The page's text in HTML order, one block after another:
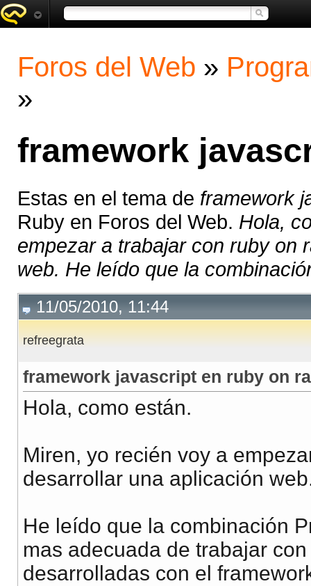
Foros del Web »
»
framework
Estas en el tema de framework
Ruby en Foros del Web. Hola,
empezar a trabajar con ruby on
web. He leído que la
11/05/2010, 11:44
refreegrata
framework javascript en ruby on
Hola, como están.
Miren, yo recién voy a
desarrollar una aplicación
He leído que la combinación
mas adecuada de trabajar
desarrolladas con el